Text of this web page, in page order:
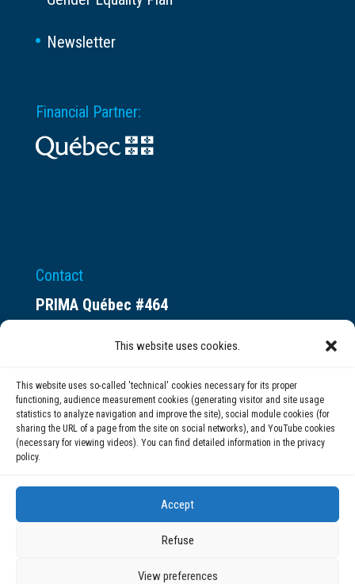
This website uses cookies.
This website uses so-called 'technical' cookies necessary for its proper
functioning, audience measurement cookies (generating visitor and site usage
statistics to analyze navigation and improve the site), social module cookies (for
sharing the URL of a page from the site on social networks), and YouTube cookies
(necessary for viewing videos). You can find detailed information in the privacy
policy.
Accept
Refuse
View preferences
Newsletter
Financial Partner:
Contact
PRIMA Québec #464
Montréal (QC) H3C 0B4
(514) 284-0211